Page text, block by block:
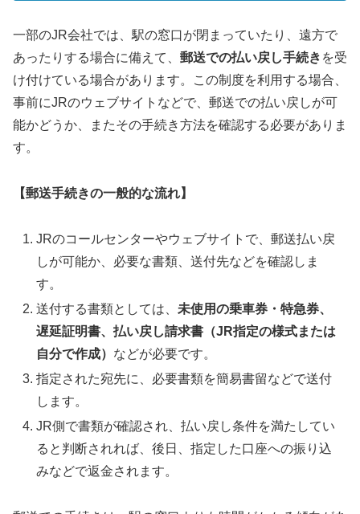
一部のJR会社では、駅の窓口が閉まっていたり、遠方で
あったりする場合に備えて、 郵送での払い戻し手続き を受
け付けている場合があります。この制度を利用する場合、
事前にJRのウェブサイトなどで、郵送での払い戻しが可
能かどうか、またその手続き方法を確認する必要がありま
す。
【郵送手続きの一般的な流れ】
JRのコールセンターやウェブサイトで、郵送払い戻
しが可能か、必要な書類、送付先などを確認しま
す。
送付する書類としては、未使用の乗車券・特急券、
遅延証明書、払い戻し請求書（JR指定の様式または
自分で作成） などが必要です。
指定された宛先に、必要書類を簡易書留などで送付
します。
JR側で書類が確認され、払い戻し条件を満たしてい
ると判断されれば、後日、指定した口座への振り込
みなどで返金されます。